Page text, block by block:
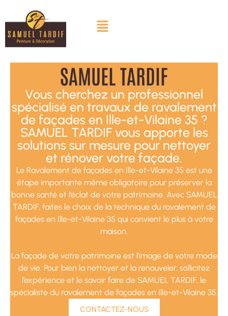
SAMUEL TARDIF
Vous cherchez un professionnel
spécialisé en travaux de ravalement
de façades en Ille-et-Vilaine 35 ?
SAMUEL TARDIF vous apporte les
solutions sur mesure pour nettoyer
et rénover votre façade.
Le Ravalement de façades en Ille-et-Vilaine 35 est une
étape importante même obligatoire pour préserver la
bonne santé et l’éclat de votre patrimoine. Avec SAMUEL
TARDIF, faites le choix de la technique du ravalement de
façades en Ille-et-Vilaine 35 qui convient le plus à votre
maison.
La façade de votre patrimoine est l’image de votre mode
de vie. Pour bien la nettoyer et la renouveler, sollicitez
l’expérience et le savoir faire de SAMUEL TARDIF, le
spécialiste du ravalement de façades en Ille-et-Vilaine 35.
CONTACTEZ-NOUS